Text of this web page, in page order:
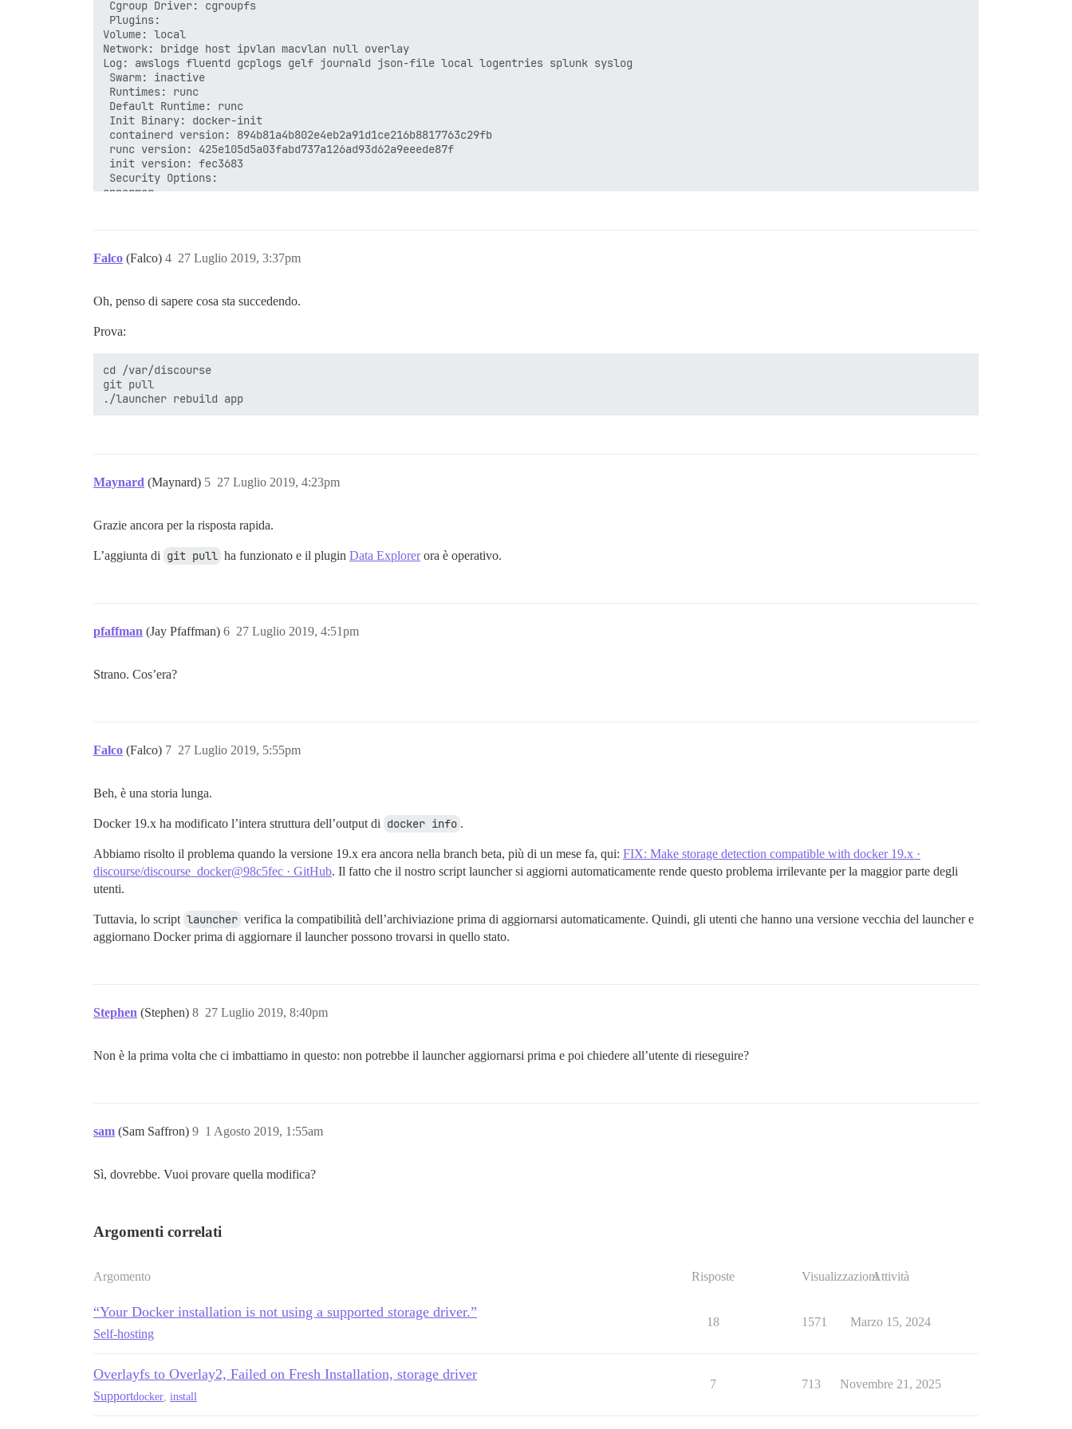
Cgroup Driver: cgroupfs
Plugins:
Volume: local
Network: bridge host ipvlan macvlan null overlay
Log: awslogs fluentd gcplogs gelf journald json-file local logentries splunk syslog
Swarm: inactive
Runtimes: runc
Default Runtime: runc
Init Binary: docker-init
containerd version: 894b81a4b802e4eb2a91d1ce216b8817763c29fb
runc version: 425e105d5a03fabd737a126ad93d62a9eeede87f
init version: fec3683
Security Options:
apparmor
OSType: linux
Total Memory: 1.945GiB
ID: X2FT:FW3R:QQM2:BNNU:4L3L:QYEV:WMI4:IC2T:LHJV:UNSG:RYHH:OWJ7
Debug Mode: false
Registry: https://index.docker.io/v1/
Labels:
Experimental: false
Falco (Falco) 27 Luglio 2019, 3:37pm
4
Oh, penso di sapere cosa sta succedendo.
Prova:
cd /var/discourse
git pull
Maynard (Maynard) 27 Luglio 2019, 4:23pm
5
Grazie ancora per la risposta rapida.
L’aggiunta di git pull ha funzionato e il plugin Data Explorerora è operativo.
pfaffman (Jay Pfaffman) 27 Luglio 2019, 4:51pm
6
Strano. Cos’era?
Falco (Falco) 27 Luglio 2019, 5:55pm
7
Beh, è una storia lunga.
Docker 19.x ha modificato l’intera struttura dell’output di docker info .
Abbiamo risolto il problema quando la versione 19.x era ancora nella branch beta, più di un mese fa, qui: FIX: Make storage detection compatible with docker 19.x ·
discourse/discourse_docker@98c5fec · GitHub. Il fatto che il nostro script launcher si aggiorni automaticamente rende questo problema irrilevante per la maggior parte degli
utenti.
Tuttavia, lo script launcher verifica la compatibilità dell’archiviazione prima di aggiornarsi automaticamente. Quindi, gli utenti che hanno una versione vecchia del launcher e
aggiornano Docker prima di aggiornare il launcher possono trovarsi in quello stato.
Stephen (Stephen) 27 Luglio 2019, 8:40pm
8
Non è la prima volta che ci imbattiamo in questo: non potrebbe il launcher aggiornarsi prima e poi chiedere all’utente di rieseguire?
sam (Sam Saffron) 1 Agosto 2019, 1:55am
9
Sì, dovrebbe. Vuoi provare quella modifica?
Argomenti correlati
Argomento Risposte VisualizzazioniAttività
“Your Docker installation is not using a supported storage driver.”
Self-hosting
18 1571 Marzo 15, 2024
Overlayfs to Overlay2, Failed on Fresh Installation, storage driver
Supportdocker install
7 713 Novembre 21, 2025